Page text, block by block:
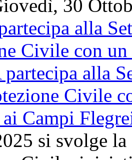
30
alla
Civile con
si svolge